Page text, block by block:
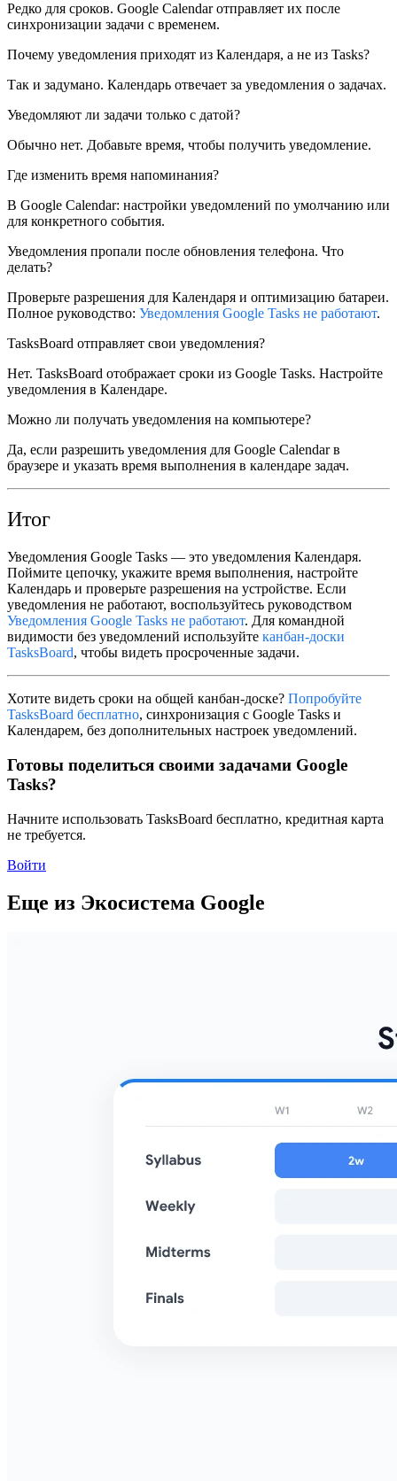
Редко для сроков. Google Calendar отправляет их после
синхронизации задачи с временем.
Почему уведомления приходят из Календаря, а не из Tasks?
Так и задумано. Календарь отвечает за уведомления о задачах.
Уведомляют ли задачи только с датой?
Обычно нет. Добавьте время, чтобы получить уведомление.
Где изменить время напоминания?
В Google Calendar: настройки уведомлений по умолчанию или
для конкретного события.
Уведомления пропали после обновления телефона. Что
делать?
Проверьте разрешения для Календаря и оптимизацию батареи.
Полное руководство: Уведомления Google Tasks не работают.
TasksBoard отправляет свои уведомления?
Нет. TasksBoard отображает сроки из Google Tasks. Настройте
уведомления в Календаре.
Можно ли получать уведомления на компьютере?
Да, если разрешить уведомления для Google Calendar в
браузере и указать время выполнения в календаре задач.
Итог
Уведомления Google Tasks — это уведомления Календаря.
Поймите цепочку, укажите время выполнения, настройте
Календарь и проверьте разрешения на устройстве. Если
уведомления не работают, воспользуйтесь руководством
Уведомления Google Tasks не работают. Для командной
видимости без уведомлений используйте канбан-доски
TasksBoard, чтобы видеть просроченные задачи.
Хотите видеть сроки на общей канбан-доске? Попробуйте
TasksBoard бесплатно, синхронизация с Google Tasks и
Календарем, без дополнительных настроек уведомлений.
Готовы поделиться своими задачами Google
Tasks?
Начните использовать TasksBoard бесплатно, кредитная карта
не требуется.
Войти
Еще из Экосистема Google